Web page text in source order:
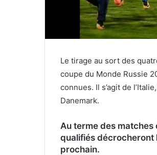
Le tirage au sort des
coupe du Monde Russie
connues. Il s’agit de
Danemark.
Au terme des
qualifiés décrocheront
prochain.